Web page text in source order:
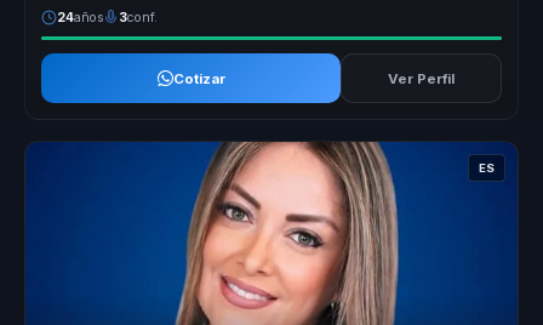
24años 3conf.
Cotizar Ver Perfil
ES